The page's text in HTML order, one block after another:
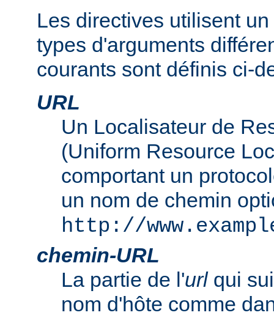
Les directives utilisent
types d'arguments
courants sont définis ci-
URL
Un Localisateur de
(Uniform Resource
comportant un
un nom de chemin
http://
chemin-URL
La partie de l'urlqui
nom d'hôte comme